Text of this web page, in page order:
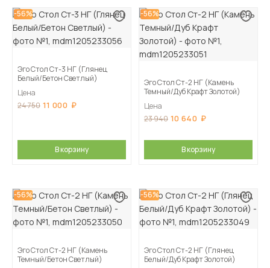
-56%
Эго Стол Ст-3 НГ (Глянец
Белый/Бетон Светлый)
Цена
24 750 11 000
В корзину
-56%
Эго Стол Ст-2 НГ (Камень
Темный/Дуб Крафт Золотой)
Цена
23 940 10 640
В корзину
-56%
Эго Стол Ст-2 НГ (Камень
Темный/Бетон Светлый)
-56%
Эго Стол Ст-2 НГ (Глянец
Белый/Дуб Крафт Золотой)